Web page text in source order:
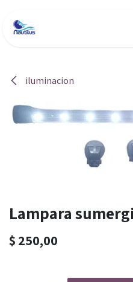
iluminacion
Lampara
$ 250,00